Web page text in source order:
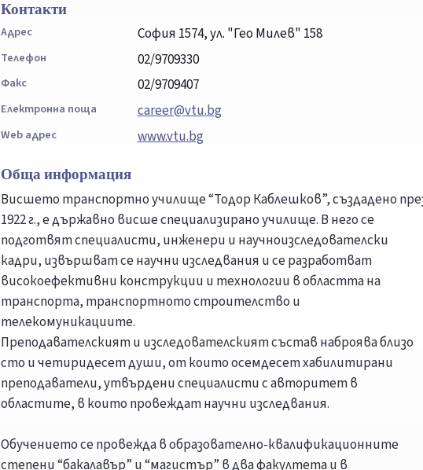
Контакти
Адрес София 1574, ул. "Гео Милев" 158
Телефон 02/9709330
Факс 02/9709407
Електронна поща career@vtu.bg
Web адрес
www.vtu.bg
Обща информация
Висшето транспортно училище “Тодор Каблешков”, създадено
1922 г., е държавно висше специализирано училище. В него се
подготвят специалисти, инженери и научноизследователски
кадри, извършват се научни изследвания и се разработват
високоефективни конструкции и технологии в областта на
транспорта, транспортното строителство и
телекомуникациите.
Преподавателският и изследователският състав наброява близо
сто и четиридесет души, от които осемдесет хабилитирани
преподаватели, утвърдени специалисти с авторитет в
областите, в които провеждат научни изследвания.
Обучението се провежда в образователно-квалификационните
степени “бакалавър” и “магистър” в два факултета и в